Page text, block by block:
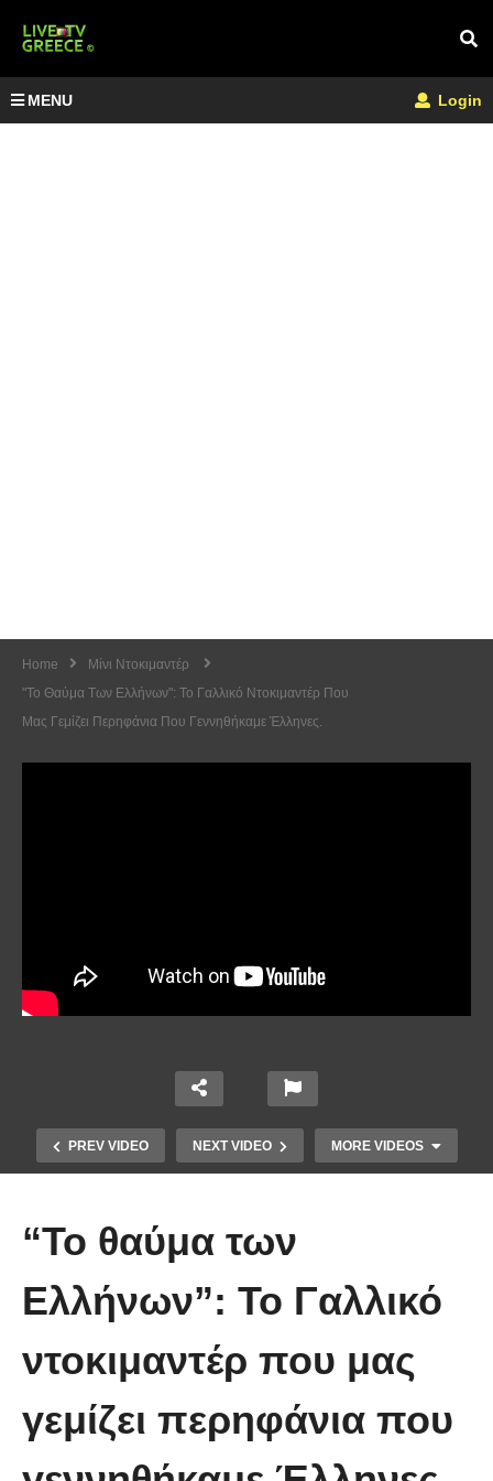
MENU Login
Home
Μίνι Ντοκιμαντέρ
"Το Θαύμα Των Ελλήνων": Το Γαλλικό Ντοκιμαντέρ Που
Μας Γεμίζει Περηφάνια Που Γεννηθήκαμε Έλληνες.
PREV VIDEO NEXT VIDEO MORE VIDEOS
Άκολη: Η ελληνική παραλία με τα
βάθος
“Το θαύμα των
Ελλήνων”: Το Γαλλικό
ντοκιμαντέρ που μας
γεμίζει περηφάνια που